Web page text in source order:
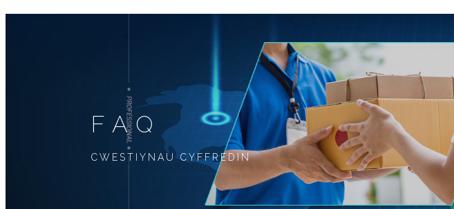
FAQ
CWESTIYNAU CYFFREDIN